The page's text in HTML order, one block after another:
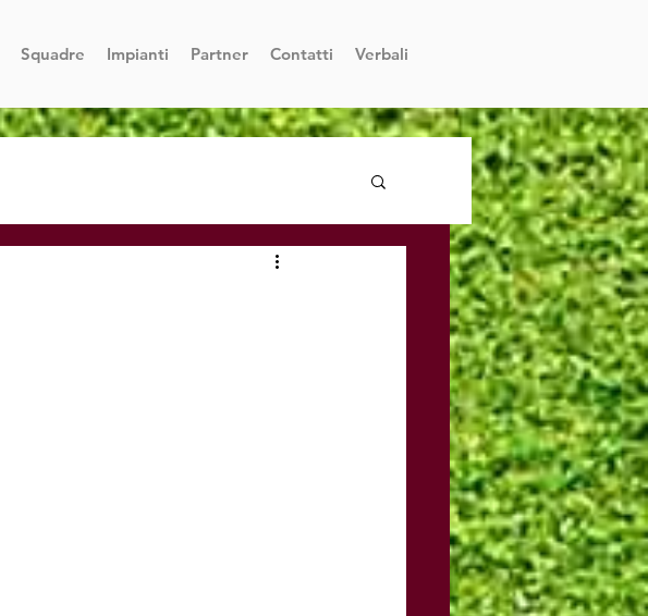
Squadre Impianti Partner Contatti Verbali